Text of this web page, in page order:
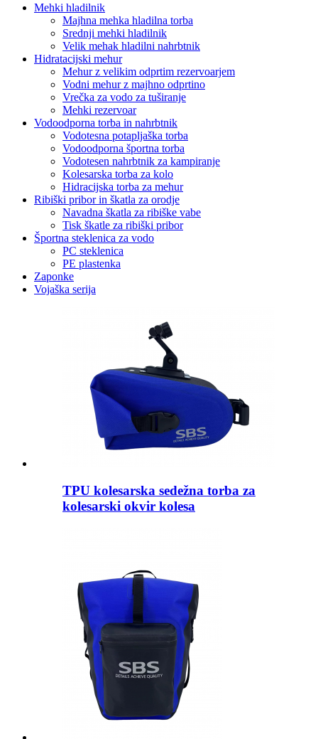
Mehki hladilnik
Majhna mehka hladilna torba
Srednji mehki hladilnik
Velik mehak hladilni nahrbtnik
Hidratacijski mehur
Mehur z velikim odprtim rezervoarjem
Vodni mehur z majhno odprtino
Vrečka za vodo za tuširanje
Mehki rezervoar
Vodoodporna torba in nahrbtnik
Vodotesna potapljaška torba
Vodoodporna športna torba
Vodotesen nahrbtnik za kampiranje
Kolesarska torba za kolo
Hidracijska torba za mehur
Ribiški pribor in škatla za orodje
Navadna škatla za ribiške vabe
Tisk škatle za ribiški pribor
Športna steklenica za vodo
PC steklenica
PE plastenka
Zaponke
Vojaška serija
TPU kolesarska sedežna torba za
kolesarski okvir kolesa